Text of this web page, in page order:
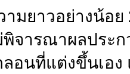
ามยาวอย่างน้
พิจารณาผลประก
อนที่แต่งขึ้นเอ